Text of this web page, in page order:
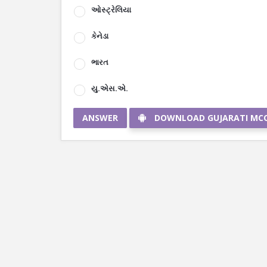
ઓસ્ટ્રેલિયા
કેનેડા
ભારત
યુ.એસ.એ.
ANSWER DOWNLOAD GUJARATI